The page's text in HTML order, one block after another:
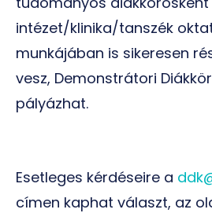
intézet/klinika/tanszék
munkájában is sikeresen
vesz, Demonstrátori
pályázhat.
Esetleges kérdéseire a
címen kaphat választ, az